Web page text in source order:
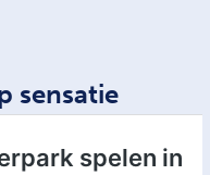
sensatie